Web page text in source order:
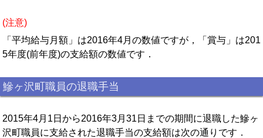
(注意)
「平均給与月額」は2016年4月の数値ですが，「賞与」は201
5年度(前年度)の支給額の数値です．
鰺ヶ沢町職員の退職手当
2015年4月1日から2016年3月31日までの期間に退職した鰺ヶ
沢町職員に支給された退職手当の支給額は次の通りです．